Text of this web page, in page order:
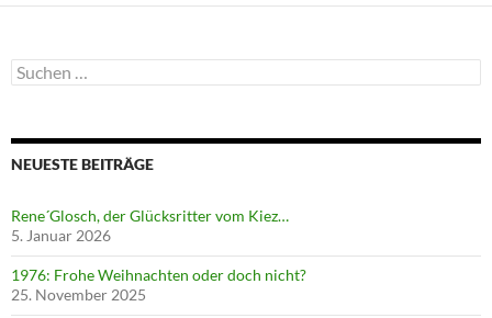
Suchen
nach:
NEUESTE BEITRÄGE
Rene´Glosch, der Glücksritter vom Kiez…
5. Januar 2026
1976: Frohe Weihnachten oder doch nicht?
25. November 2025